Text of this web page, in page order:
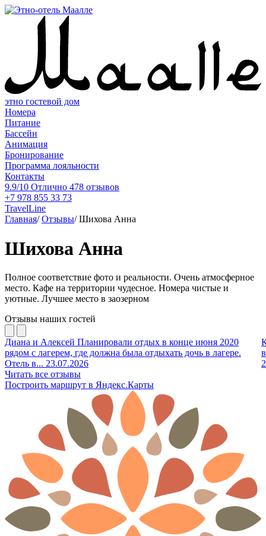
этно гостевой дом
Номера
Питание
Бассейн
Анимация
Бронирование
Программа лояльности
Контакты
9.9/10 Отлично 478 отзывов
+7 978 855 33 73
TravelLine
Главная/ Отзывы/ Шихова Анна
Шихова Анна
Полное соответствие фото и реальности. Очень атмосферное
место. Кафе на территории чудесное. Номера чистые и
уютные. Лучшее место в заозерном
Отзывы наших гостей
Диана и Алексей Планировали отдых в конце июня 2020
рядом с лагерем, где должна была отдыхать дочь в лагере.
Отель в... 23.07.2026
Читать все отзывы
Построить маршрут в Яндекс.Карты